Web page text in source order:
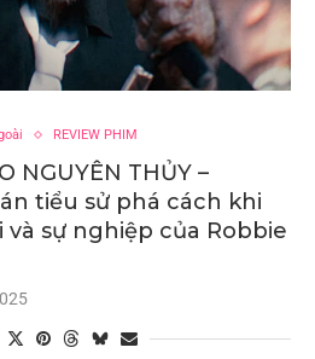
REVIEW PHIM
NGUYÊN THỦY –
án tiểu sử phá cách khi
và sự nghiệp của Robbie